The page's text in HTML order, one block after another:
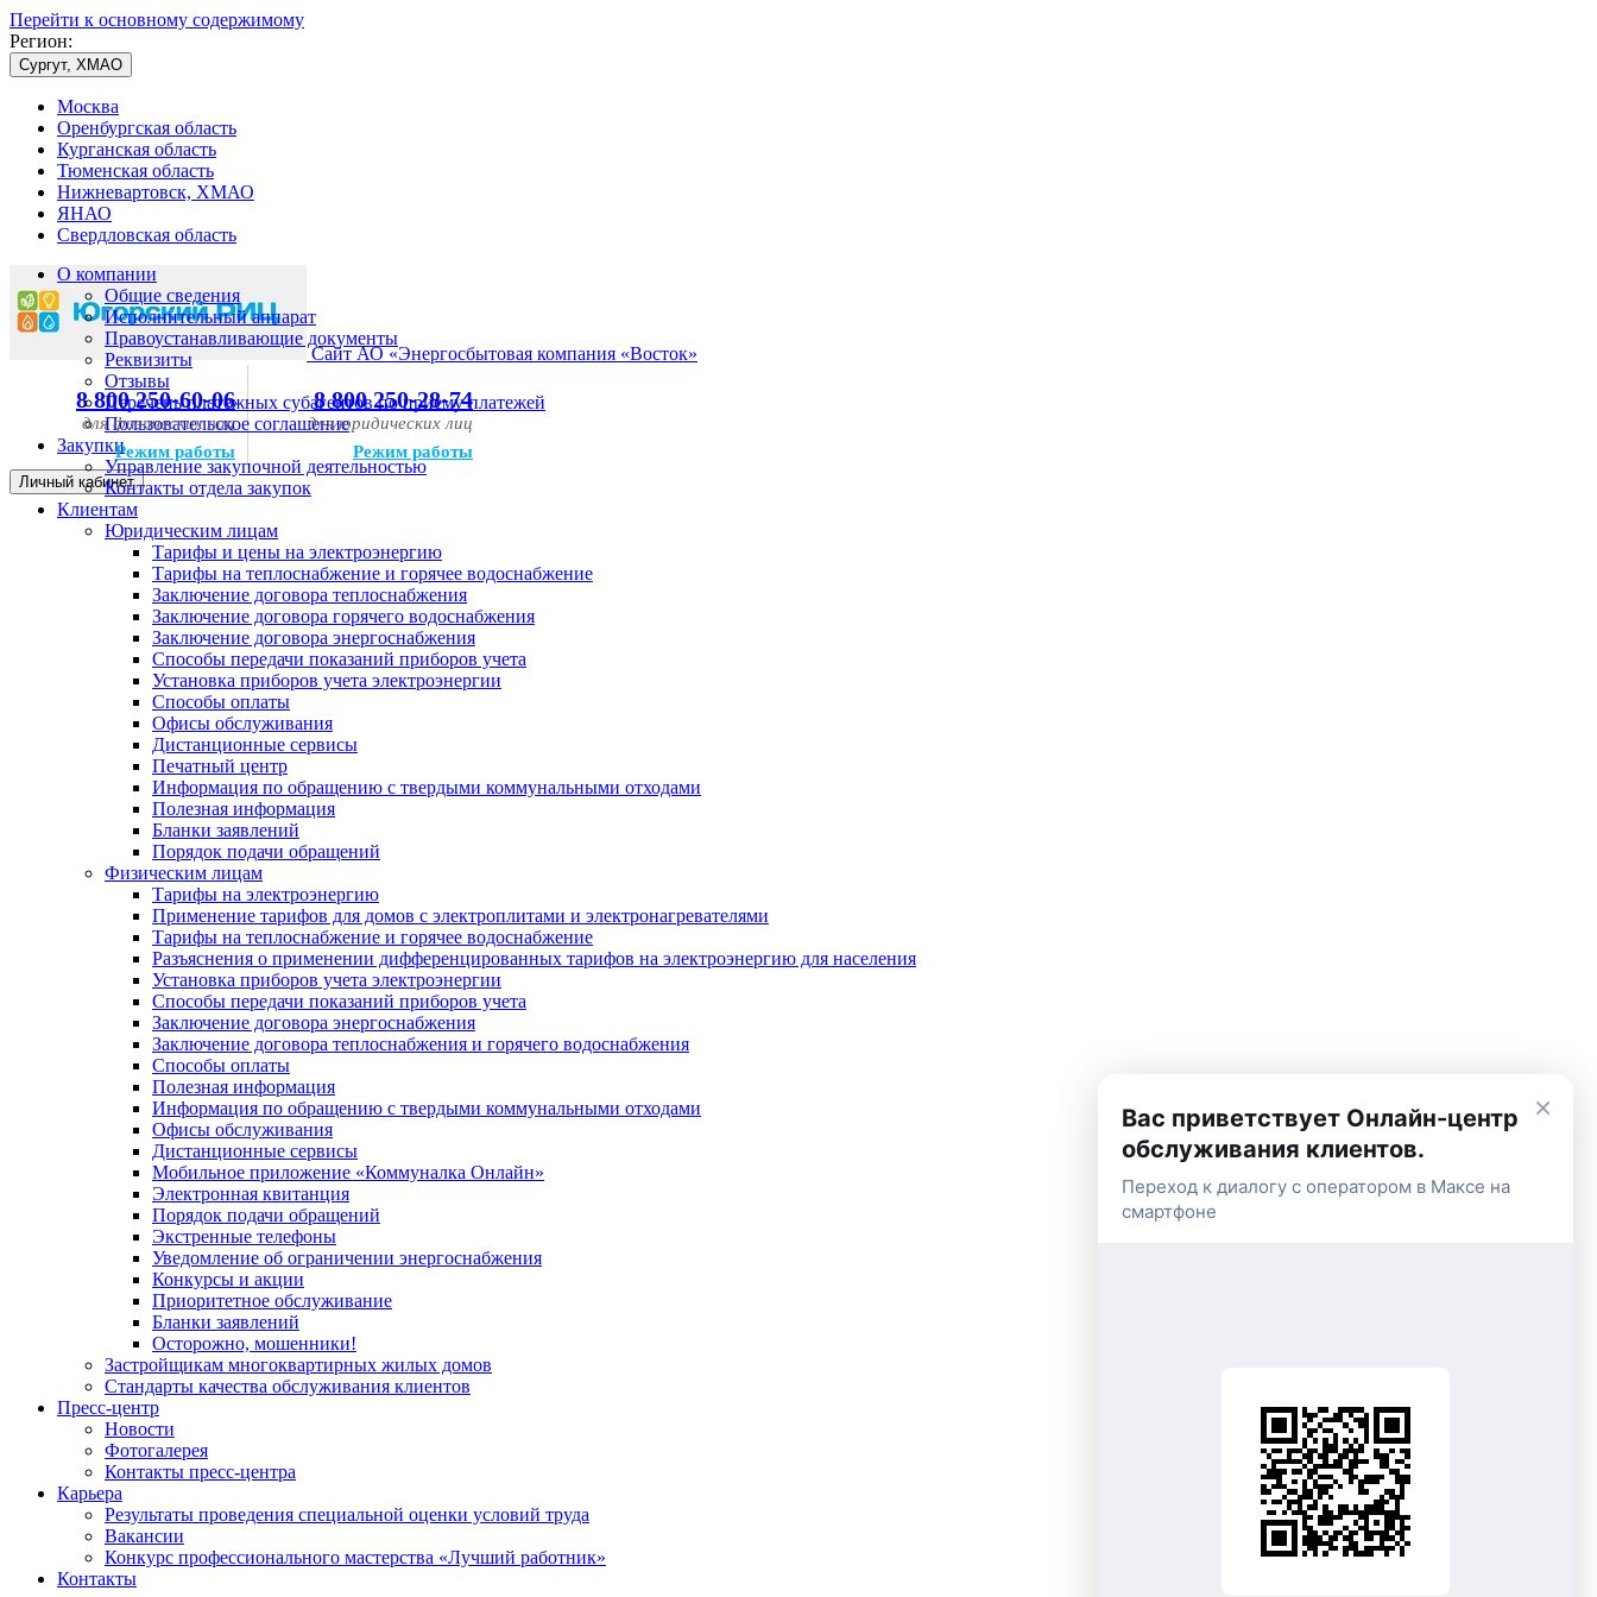
Перейти к основному содержимому
Регион:
Сургут, ХМАО
Москва
Оренбургская область
Курганская область
Тюменская область
Нижневартовск, ХМАО
ЯНАО
Свердловская область
Сайт АО «Энергосбытовая компания «Восток»
8 800 250-60-06
для физических лиц
Режим работы
8 800 250-28-74
для юридических лиц
Режим работы
Личный кабинет
О компании
Общие сведения
Исполнительный аппарат
Правоустанавливающие документы
Реквизиты
Отзывы
Перечень платежных субагентов по приему платежей
Пользовательское соглашение
Закупки
Управление закупочной деятельностью
Контакты отдела закупок
Клиентам
Юридическим лицам
Тарифы и цены на электроэнергию
Тарифы на теплоснабжение и горячее водоснабжение
Заключение договора теплоснабжения
Заключение договора горячего водоснабжения
Заключение договора энергоснабжения
Способы передачи показаний приборов учета
Установка приборов учета электроэнергии
Способы оплаты
Офисы обслуживания
Дистанционные сервисы
Печатный центр
Информация по обращению с твердыми коммунальными отходами
Полезная информация
Бланки заявлений
Порядок подачи обращений
Физическим лицам
Тарифы на электроэнергию
Применение тарифов для домов с электроплитами и электронагревателями
Тарифы на теплоснабжение и горячее водоснабжение
Разъяснения о применении дифференцированных тарифов на электроэнергию для населения
Установка приборов учета электроэнергии
Способы передачи показаний приборов учета
Заключение договора энергоснабжения
Заключение договора теплоснабжения и горячего водоснабжения
Способы оплаты
Полезная информация
Информация по обращению с твердыми коммунальными отходами
Офисы обслуживания
Дистанционные сервисы
Мобильное приложение «Коммуналка Онлайн»
Электронная квитанция
Порядок подачи обращений
Экстренные телефоны
Уведомление об ограничении энергоснабжения
Конкурсы и акции
Приоритетное обслуживание
Бланки заявлений
Осторожно, мошенники!
Застройщикам многоквартирных жилых домов
Стандарты качества обслуживания клиентов
Пресс-центр
Новости
Фотогалерея
Контакты пресс-центра
Карьера
Результаты проведения специальной оценки условий труда
Вакансии
Конкурс профессионального мастерства «Лучший работник»
Контакты
×
Вас приветствует Онлайн-центр
обслуживания клиентов.
Переход к диалогу с оператором в Максе на
смартфоне